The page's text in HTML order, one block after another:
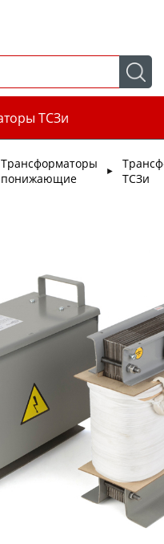
ТСЗи
Трансформаторы
понижающие
►
ТСЗи